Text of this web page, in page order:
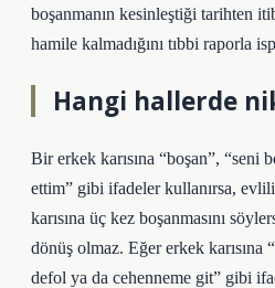
boşanmanın kesinleştiği tarihten
hamile kalmadığını tıbbi raporla
Hangi hallerde
Bir erkek karısına “boşan”, “seni
ettim” gibi ifadeler kullanırsa,
karısına üç kez boşanmasını
dönüş olmaz. Eğer erkek karısına
defol ya da cehenneme git” gibi